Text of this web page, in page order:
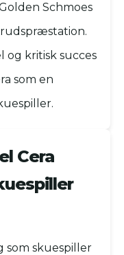
Schmoes
og kritisk succes
som en
Cera
som skuespiller